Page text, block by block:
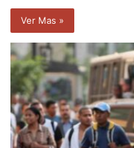
Ver Mas »